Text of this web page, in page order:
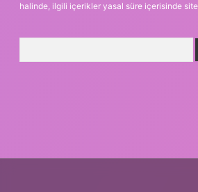
halinde, ilgili içerikler yasal süre içerisinde